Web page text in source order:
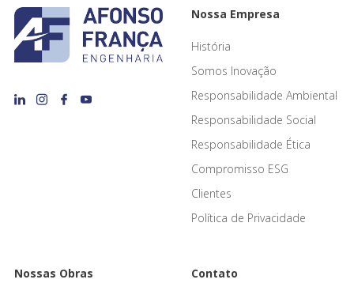
Nossa Empresa
História
Somos Inovação
Responsabilidade Ambiental
Responsabilidade Social
Responsabilidade Ética
Compromisso ESG
Clientes
Política de Privacidade
Nossas Obras Contato